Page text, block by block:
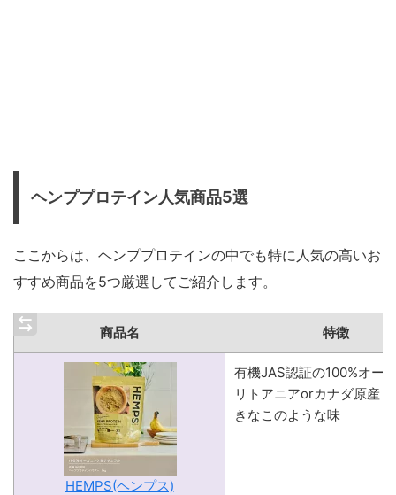
ヘンププロテイン人気商品5選
ここからは、ヘンププロテインの中でも特に人気の高いお
すすめ商品を5つ厳選してご紹介します。
商品名 特徴
HEMPS(ヘンプス)
有機JAS認証の100%オー
リトアニアorカナダ原産
きなこのような味